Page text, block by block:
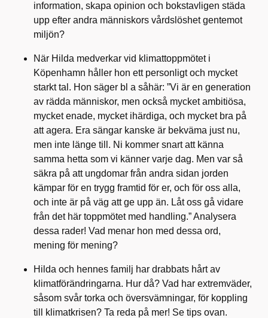
information, skapa opinion och bokstavligen städa
upp efter andra människors vårdslöshet gentemot
miljön?
När Hilda medverkar vid klimattoppmötet i
Köpenhamn håller hon ett personligt och mycket
starkt tal. Hon säger bl a såhär: ”Vi är en generation
av rädda människor, men också mycket ambitiösa,
mycket enade, mycket ihärdiga, och mycket bra på
att agera. Era sängar kanske är bekväma just nu,
men inte länge till. Ni kommer snart att känna
samma hetta som vi känner varje dag. Men var så
säkra på att ungdomar från andra sidan jorden
kämpar för en trygg framtid för er, och för oss alla,
och inte är på väg att ge upp än. Låt oss gå vidare
från det här toppmötet med handling.” Analysera
dessa rader! Vad menar hon med dessa ord,
mening för mening?
Hilda och hennes familj har drabbats hårt av
klimatförändringarna. Hur då? Vad har extremväder,
såsom svår torka och översvämningar, för koppling
till klimatkrisen? Ta reda på mer! Se tips ovan.